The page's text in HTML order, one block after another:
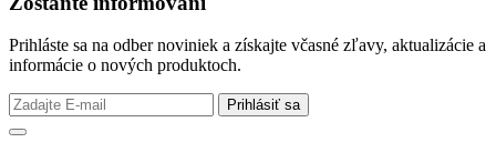
Prihláste sa na odber noviniek a získajte včasné zľavy, aktualizácie a
informácie o nových produktoch.
Prihlásiť sa